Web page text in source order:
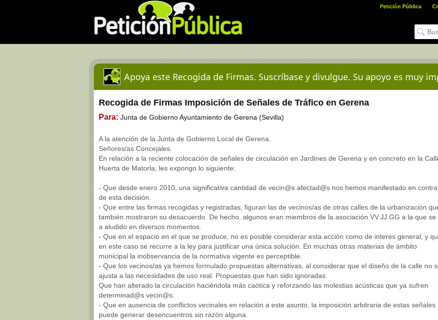
Petición Pública
Apoya este Recogida de Firmas. Suscríbase y divulgue. Su apoyo es muy
Recogida de Firmas Imposición de Señales de Tráfico en Gerena
Para: Junta de Gobierno Ayuntamiento de Gerena (Sevilla)
A la atención de la Junta de Gobierno Local de Gerena.
Señores/as Concejales.
En relación a la reciente colocación de señales de circulación en Jardines de Gerena y en concreto en la
Huerta de Matorla, les expongo lo siguiente:
- Que desde enero 2010, una significativa cantidad de vecin@s afectad@s nos hemos manifestado en contra
de esta decisión.
- Que entre las firmas recogidas y registradas, figuran las de vecinos/as de otras calles de la urbanización
también mostraron su desacuerdo. De hecho, algunos eran miembros de la asociación VV.JJ.GG a la que se
a aludido en diversos momentos.
- Que en el espacio en el que se produce, no es posible considerar esta acción como de interés general, y
en este caso se recurre a la ley para justificar una única solución. En muchas otras materias de ámbito
municipal la inobservancia de la normativa vigente es perceptible.
- Que los vecinos/as ya hemos formulado propuestas alternativas, al considerar que el diseño de la calle no
ajusta a las necesidades de uso real. Propuestas que han sido ignoradas.
Que han alterado la circulación haciéndola más caótica y reforzando las molestias acústicas que ya sufren
determinad@s vecin@s.
- Que en ausencia de conflictos vecinales en relación a este asunto, la imposición arbitraria de estas señales
puede generar desencuentros sin razón alguna.